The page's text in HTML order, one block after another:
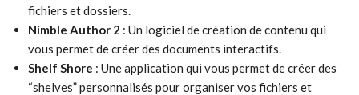
fichiers et dossiers.
Nimble Author 2 : Un logiciel de création de contenu qui
vous permet de créer des documents interactifs.
Shelf Shore : Une application qui vous permet de créer des
“shelves” personnalisés pour organiser vos fichiers et